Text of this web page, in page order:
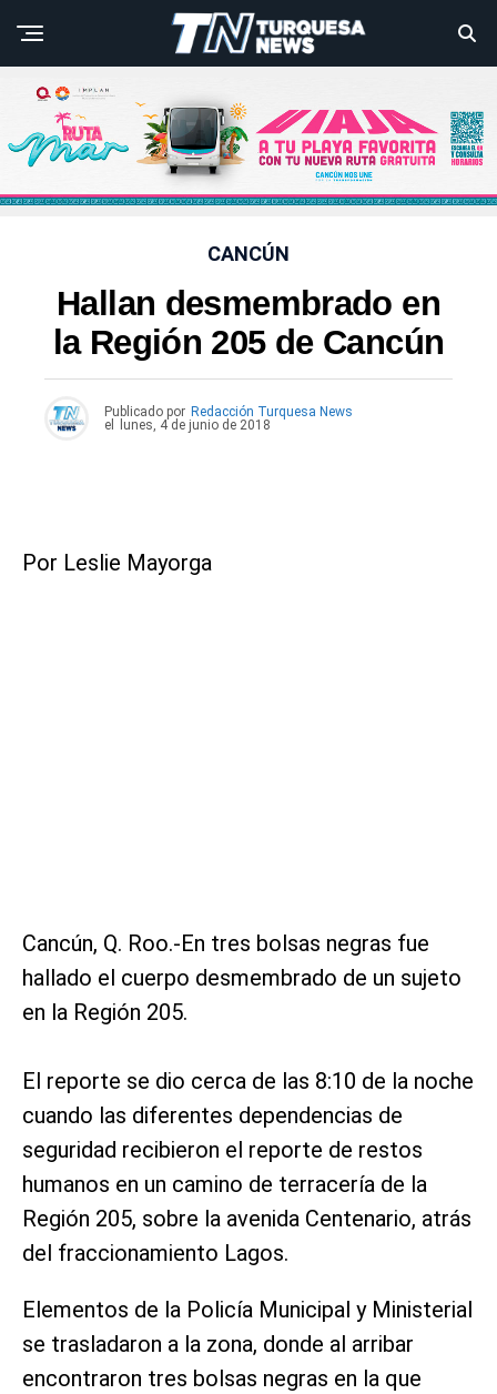
CANCÚN
Hallan desmembrado en
la Región 205 de Cancún
Publicado por Redacción Turquesa News
el
lunes, 4 de junio de 2018
Por Leslie Mayorga
Cancún, Q. Roo.-En tres bolsas negras fue
hallado el cuerpo desmembrado de un sujeto
en la Región 205.
El reporte se dio cerca de las 8:10 de la noche
cuando las diferentes dependencias de
seguridad recibieron el reporte de restos
humanos en un camino de terracería de la
Región 205, sobre la avenida Centenario, atrás
del fraccionamiento Lagos.
Elementos de la Policía Municipal y Ministerial
se trasladaron a la zona, donde al arribar
encontraron tres bolsas negras en la que